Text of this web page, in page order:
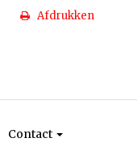
Afdrukken
Contact